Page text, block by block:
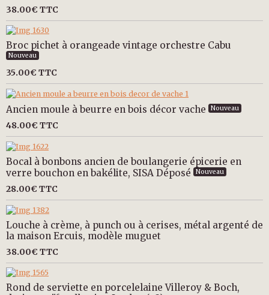
38.00€ TTC
Broc pichet à orangeade vintage orchestre Cabu
Nouveau
35.00€ TTC
Ancien moule à beurre en bois décor vache Nouveau
48.00€ TTC
Bocal à bonbons ancien de boulangerie épicerie en
verre bouchon en bakélite, SISA Déposé
Nouveau
28.00€ TTC
Louche à crème, à punch ou à cerises, métal argenté de
la maison Ercuis, modèle muguet
38.00€ TTC
Rond de serviette en porcelelaine Villeroy & Boch,